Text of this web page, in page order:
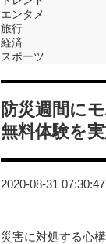
エンタメ
旅行
経済
スポーツ
防災週間に
無料体験を
2020-08-31 07:30:47
災害に対処する心